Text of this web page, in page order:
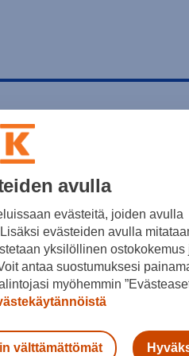
avulla
evästeitä, joiden avulla
evästeiden avulla
yksilöllinen ostokokemus
antaa suostumuksesi
myöhemmin
välttämättömät